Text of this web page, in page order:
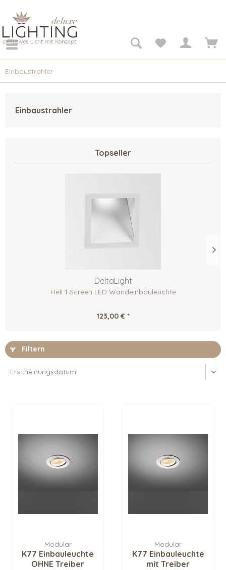
Einbaustrahler
Einbaustrahler
Topseller
DeltaLight
Heli 1 Screen LED Wandeinbauleuchte
123,00 € *
Filtern
Modular
K77 Einbauleuchte
OHNE Treiber
Modular
K77 Einbauleuchte
mit Treiber